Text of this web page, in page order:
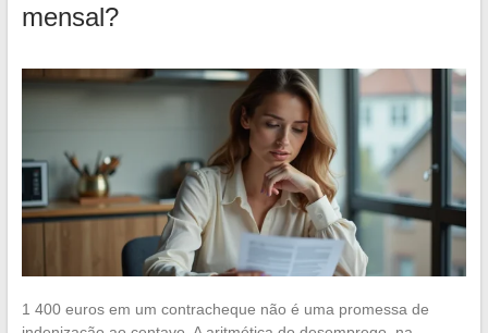
mensal?
1 400 euros em um contracheque não é uma promessa de